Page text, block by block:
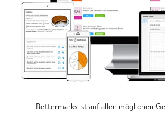
Bettermarks ist auf allen möglichen